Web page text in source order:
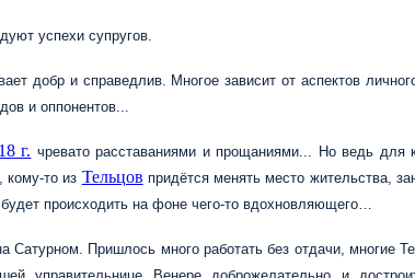
успехи супругов.
добр и справедлив. Многое зависит от аспектов
и оппонентов...
г. чревато расставаниями и прощаниями... Но ведь для
кому-то из Тельцов придётся менять место жительства,
происходить на фоне чего-то вдохновляющего…
Пришлось много работать без отдачи, многие